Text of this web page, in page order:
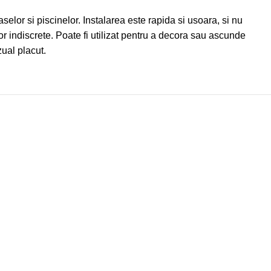
si piscinelor. Instalarea este rapida si usoara, si nu
indiscrete. Poate fi utilizat pentru a decora sau ascunde
placut.